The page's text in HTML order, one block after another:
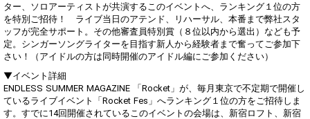
4 30000
【テーマ】いつもと違う髪型
で配信してみよう！
5 50000
【テーマ】一番好きな歌をワ
ンフレーズ歌ってみよう！
6
7 100000
雑誌Rocket１Pグラビア出演
権
1 / 1
ター、ソロアーティストが共演するこのイベントへ、ランキング１位の方
を特別ご招待！ ライブ当日のアテンド、リハーサル、本番まで弊社スタ
ッフが完全サポート。その他審査員特別賞（８位以内から選出）なども予
定。シンガーソングライターを目指す新人から経験者まで奮ってご参加下
さい！（アイドルの方は同時開催のアイドル編にご参加ください）
▼イベント詳細
ENDLESS SUMMER MAGAZINE 「Rocket」が、毎月東京で不定期で開催し
ているライブイベント「Rocket Fes」へランキング１位の方をご招待しま
す。すでに14回開催されているこのイベントの会場は、新宿ロフト、新宿